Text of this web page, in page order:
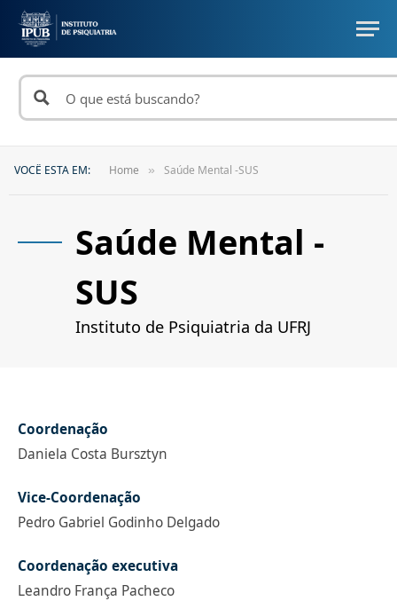
VOCÊ ESTA EM: Home » Saúde Mental -SUS
Saúde Mental -
SUS
Instituto de Psiquiatria da UFRJ
Coordenação
Daniela Costa Bursztyn
Vice-Coordenação
Pedro Gabriel Godinho Delgado
Coordenação executiva
Leandro França Pacheco